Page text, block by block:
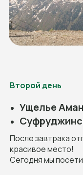
Второй день
Ущелье
После завтрака
красивое место!
Сегодня мы